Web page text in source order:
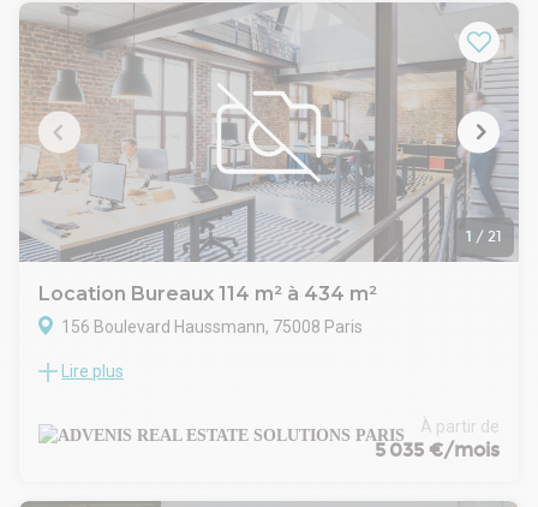
plain-pied par rampe, d'une hauteur libre de 8m et d'une
charge au sol de 2,5T/m².
Chaque lot est accompagné d'environ 200m² de bureaux en
1er étage.
Transports en commun à proximité : Métro (ligne 14 Cour St
Emilion ; ligne 8 Porte de Charenton ou Liberté), Tram 3A
(Baron Le Roy), ainsi que bus 24 & 109.
Accessible uniquement en bail dérogatoire de 24 mois
maximum, les cellules sont proposées à 205 euros/m²/an
HTHC.
ACTIVITES DE LOISIR / ERP IMPOSSIBLES
Contactez nous pour plus d'informations, ou pour
1 / 21
Location Bureaux 114 m² à 434 m²
156 Boulevard Haussmann, 75008 Paris
Situé sur le boulevard Haussmann, l’un des axes les plus
l’immeuble se distingue par son architecture
haussmannienne de prestige et ses parties communes
Lire plus
À partir de
5 035 €/mois